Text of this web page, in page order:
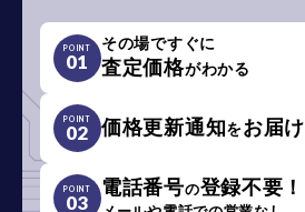
POINT
01
その場ですぐに
査定価格がわかる
POINT
02 価格更新通知をお届け
POINT
03
電話番号の登録不要！